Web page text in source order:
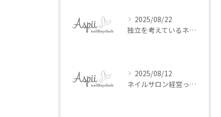
2025/08/22
独立を考えているネイリスト・アイリストのあなたへ
2025/08/12
ネイルサロン経営って、実はとても大変なんです。